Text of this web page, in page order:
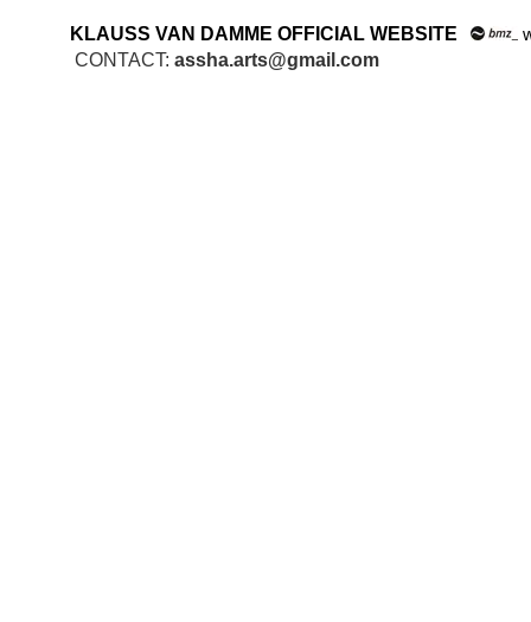
KLAUSS VAN DAMME OFFICIAL WEBSITE
CONTACT: assha.arts@gmail.com